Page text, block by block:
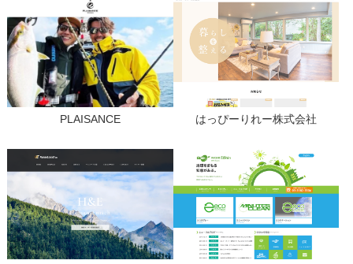
PLAISANCE はっぴーりれー株式会社